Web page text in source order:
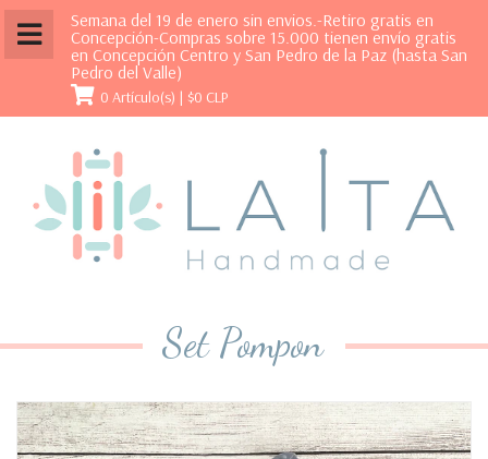
Semana del 19 de enero sin envios.-Retiro gratis en
Concepción-Compras sobre 15.000 tienen envío gratis
en Concepción Centro y San Pedro de la Paz (hasta San
Pedro del Valle)
0 Artículo(s) | $0 CLP
Set Pompon